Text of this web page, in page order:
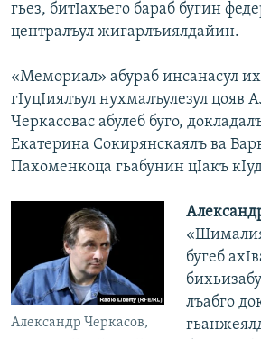
гьез, битIахъего бараб бугин
централъул жигарлъиялдайин.
«Мемориал» абураб инсанасул
гIуцIиялъул нухмалъулезул цояв
Черкасовас абулеб буго,
Екатерина Сокирянскаялъ ва
Пахоменкоца гьабунин цIакъ
Александр Черкасов,
бугеб
лъабго